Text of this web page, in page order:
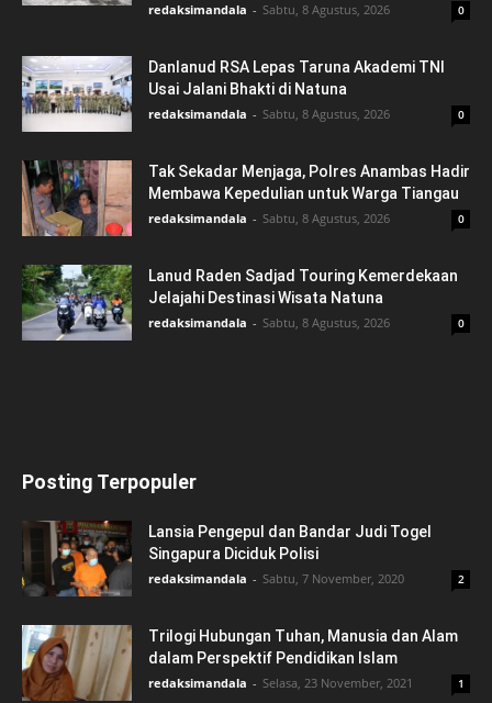
redaksimandala - Sabtu, 8 Agustus, 2026 0
Danlanud RSA Lepas Taruna Akademi TNI
Usai Jalani Bhakti di Natuna
redaksimandala - Sabtu, 8 Agustus, 2026 0
Tak Sekadar Menjaga, Polres Anambas Hadir
Membawa Kepedulian untuk Warga Tiangau
redaksimandala - Sabtu, 8 Agustus, 2026 0
Lanud Raden Sadjad Touring Kemerdekaan
Jelajahi Destinasi Wisata Natuna
redaksimandala - Sabtu, 8 Agustus, 2026 0
Posting Terpopuler
Lansia Pengepul dan Bandar Judi Togel
Singapura Diciduk Polisi
redaksimandala - Sabtu, 7 November, 2020 2
Trilogi Hubungan Tuhan, Manusia dan Alam
dalam Perspektif Pendidikan Islam
redaksimandala - Selasa, 23 November, 2021 1